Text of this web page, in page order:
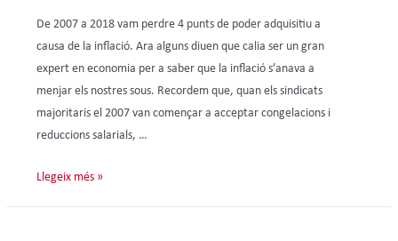
De 2007 a 2018 vam perdre 4 punts de poder adquisitiu a
causa de la inflació. Ara alguns diuen que calia ser un gran
expert en economia per a saber que la inflació s’anava a
menjar els nostres sous. Recordem que, quan els sindicats
majoritaris el 2007 van començar a acceptar congelacions i
reduccions salarials, …
Llegeix més »